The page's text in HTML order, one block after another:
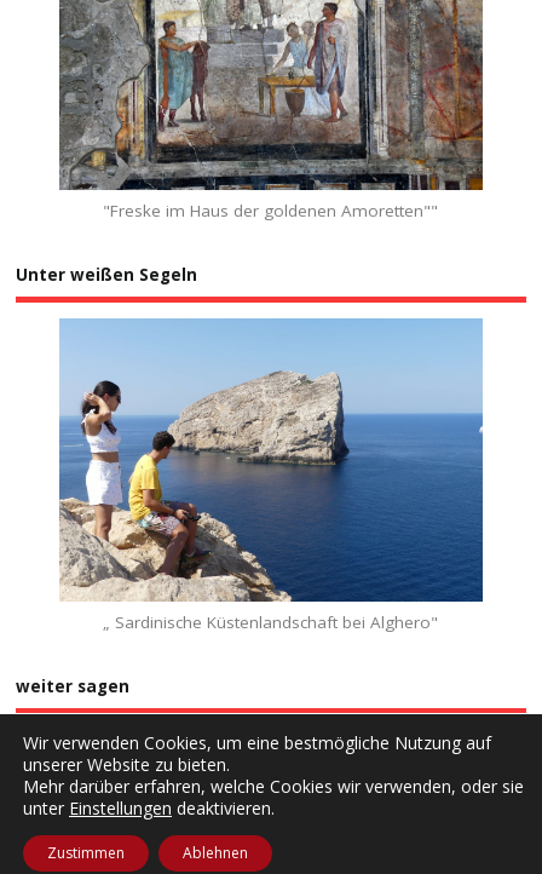
"Freske im Haus der goldenen Amoretten""
Unter weißen Segeln
„ Sardinische Küstenlandschaft bei Alghero"
weiter sagen
Copyright ©2026. rantlos
Wir verwenden Cookies, um eine bestmögliche Nutzung auf
unserer Website zu bieten.
Mehr darüber erfahren, welche Cookies wir verwenden, oder sie
unter Einstellungen deaktivieren.
Zustimmen Ablehnen